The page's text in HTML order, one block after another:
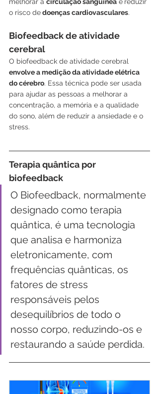
o risco de doenças cardiovasculares.
Biofeedback de atividade
cerebral
O biofeedback de atividade cerebral
envolve a medição da atividade elétrica
do cérebro. Essa técnica pode ser usada
para ajudar as pessoas a melhorar a
concentração, a memória e a qualidade
do sono, além de reduzir a ansiedade e o
stress.
Terapia quântica por
biofeedback
O Biofeedback, normalmente
designado como terapia
quântica, é uma tecnologia
que analisa e harmoniza
eletronicamente, com
frequências quânticas, os
fatores de stress
responsáveis pelos
desequilíbrios de todo o
nosso corpo, reduzindo-os e
restaurando a saúde perdida.